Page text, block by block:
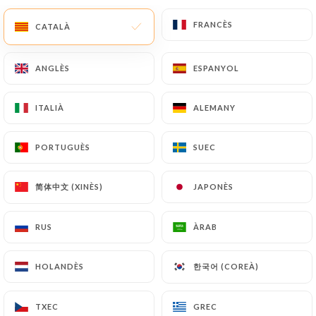
MENÚ
CATALÀ FRANCÈS
ANGLÈS ESPANYOL
ITALIÀ ALEMANY
PORTUGUÈS SUEC
简体中文 (XINÈS) JAPONÈS
RUS ÀRAB
HOLANDÈS 한국어 (COREÀ)
TXEC GREC
Contactar
Cotte 23
CATALÀ FRANCÈS
ANGLÈS ESPANYOL
ITALIÀ ALEMANY
PORTUGUÈS SUEC
简体中文 (XINÈS) JAPONÈS
RUS ÀRAB
HOLANDÈS 한국어 (COREÀ)
TXEC GREC